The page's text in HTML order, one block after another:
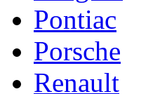
Pontiac
Porsche
Renault